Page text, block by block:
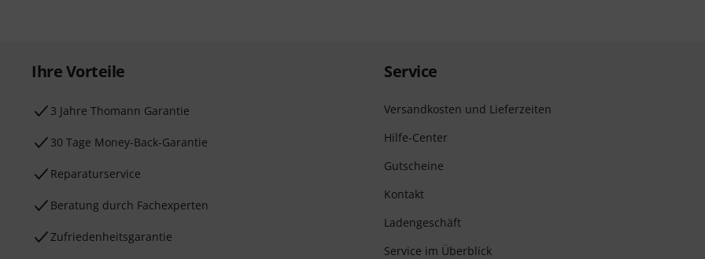
Ihre Vorteile
3 Jahre Thomann Garantie
30 Tage Money-Back-Garantie
Reparaturservice
Beratung durch Fachexperten
Zufriedenheitsgarantie
Service
Versandkosten und Lieferzeiten
Hilfe-Center
Gutscheine
Kontakt
Ladengeschäft
Service im Überblick